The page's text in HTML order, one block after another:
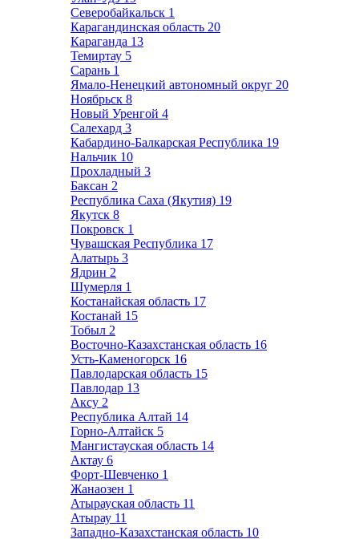
Северобайкальск 1
Карагандинская область 20
Караганда 13
Темиртау 5
Сарань 1
Ямало-Ненецкий автономный округ 20
Ноябрьск 8
Новый Уренгой 4
Салехард 3
Кабардино-Балкарская Республика 19
Нальчик 10
Прохладный 3
Баксан 2
Республика Саха (Якутия) 19
Якутск 8
Покровск 1
Чувашская Республика 17
Алатырь 3
Ядрин 2
Шумерля 1
Костанайская область 17
Костанай 15
Тобыл 2
Восточно-Казахстанская область 16
Усть-Каменогорск 16
Павлодарская область 15
Павлодар 13
Аксу 2
Республика Алтай 14
Горно-Алтайск 5
Мангистауская область 14
Актау 6
Форт-Шевченко 1
Жанаозен 1
Атырауская область 11
Атырау 11
Западно-Казахстанская область 10